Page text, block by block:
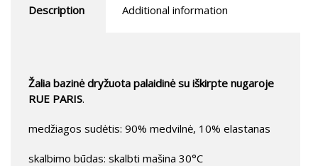
Description Additional information
Žalia bazinė dryžuota palaidinė su iškirpte nugaroje
RUE PARIS.
medžiagos sudėtis: 90% medvilnė, 10% elastanas
skalbimo būdas: skalbti mašina 30°C